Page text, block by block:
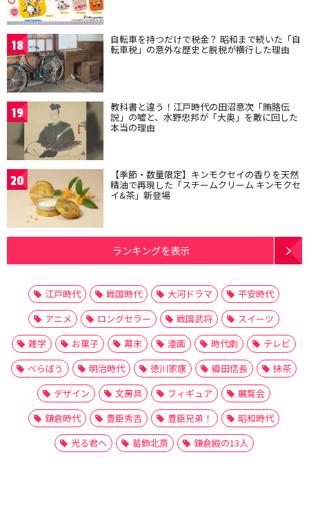
18 自転車を持つだけで税金？ 昭和まで続いた「自
転車税」の意外な歴史と脱税が横行した理由
19 教科書と違う！江戸時代の田沼意次「賄賂伝
説」の嘘と、水野忠邦が「大奥」を敵に回した
本当の理由
20 【季節・数量限定】キンモクセイの香りを天然
精油で再現した「スチームクリーム キンモクセ
イ&茶」新登場
ランキングを表示
江戸時代 戦国時代 大河ドラマ
平安時代
アニメ
ロングセラー 戦国武将
スイーツ
雑学
お菓子 幕末 漫画 時代劇
テレビ
べらぼう
明治時代 徳川家康 織田信長
抹茶
デザイン
文房具 フィギュア
展覧会
鎌倉時代
豊臣秀吉 豊臣兄弟！
昭和時代
光る君へ
葛飾北斎 鎌倉殿の13人